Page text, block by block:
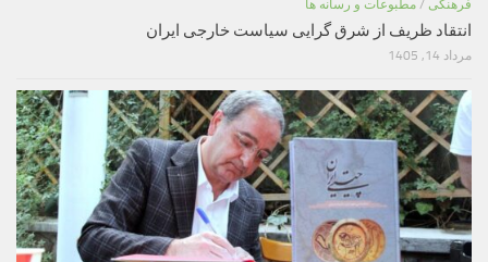
فرهنگی / مطبوعات و رسانه ها
انتقاد ظریف از شرق گرایی سیاست خارجی ایران
مرداد 14, 1405